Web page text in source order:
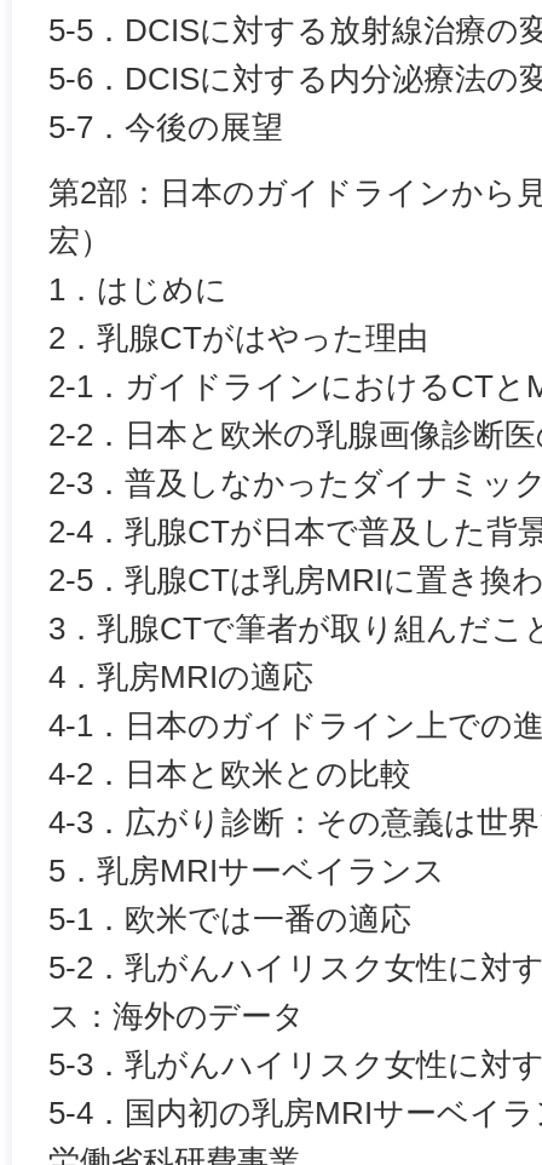
5-5．DCISに対する放射線治療の
5-6．DCISに対する内分泌療法の
5-7．今後の展望
第2部：日本のガイドラインから
宏）
1．はじめに
2．乳腺CTがはやった理由
2-1．ガイドラインにおけるCTと
2-2．日本と欧米の乳腺画像診断
2-3．普及しなかったダイナミッ
2-4．乳腺CTが日本で普及した背
2-5．乳腺CTは乳房MRIに置き換
3．乳腺CTで筆者が取り組んだこ
4．乳房MRIの適応
4-1．日本のガイドライン上での
4-2．日本と欧米との比較
4-3．広がり診断：その意義は世
5．乳房MRIサーベイランス
5-1．欧米では一番の適応
5-2．乳がんハイリスク女性に対
ス：海外のデータ
5-3．乳がんハイリスク女性に対
5-4．国内初の乳房MRIサーベイ